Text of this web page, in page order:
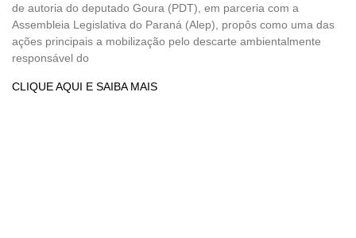
de autoria do deputado Goura (PDT), em parceria com a
Assembleia Legislativa do Paraná (Alep), propôs como uma das
ações principais a mobilização pelo descarte ambientalmente
responsável do
CLIQUE AQUI E SAIBA MAIS